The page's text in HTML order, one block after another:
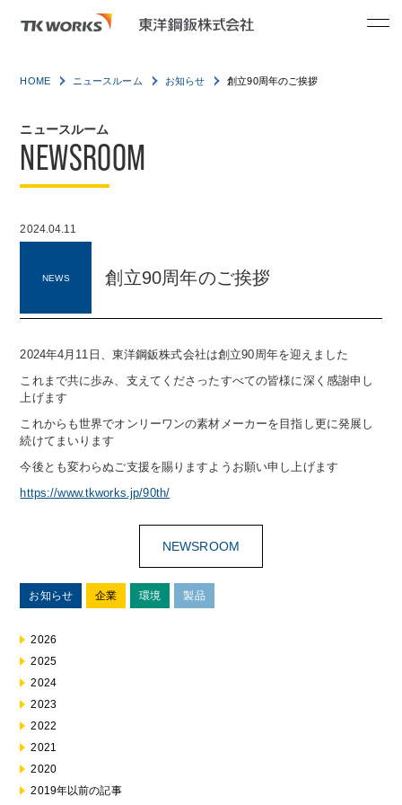
HOME ニュースルーム お知らせ 創立90周年のご挨拶
NEWSROOM
ニュースルーム
2024.04.11
NEWS 創立90周年のご挨拶
2024年4月11日、東洋鋼鈑株式会社は創立90周年を迎えました
これまで共に歩み、支えてくださったすべての皆様に深く感謝申し
上げます
これからも世界でオンリーワンの素材メーカーを目指し更に発展し
続けてまいります
今後とも変わらぬご支援を賜りますようお願い申し上げます
https://www.tkworks.jp/90th/
NEWSROOM
お知らせ 企業 環境 製品
2026
2025
2024
2023
2022
2021
2020
2019年以前の記事